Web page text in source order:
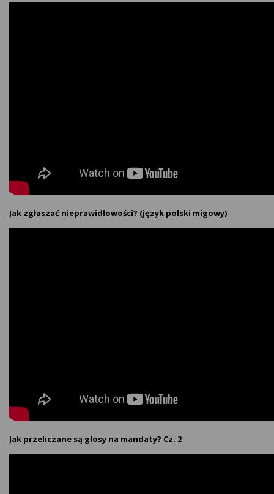
Jak zgłaszać nieprawidłowości? (język polski migowy)
Jak przeliczane są głosy na mandaty? Cz. 2